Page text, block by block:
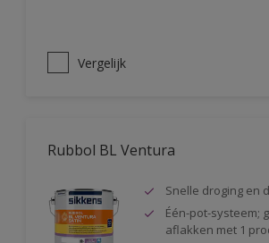
Vergelijk
Rubbol BL Ventura
Snelle droging en
Één-pot-systeem;
aflakken met 1